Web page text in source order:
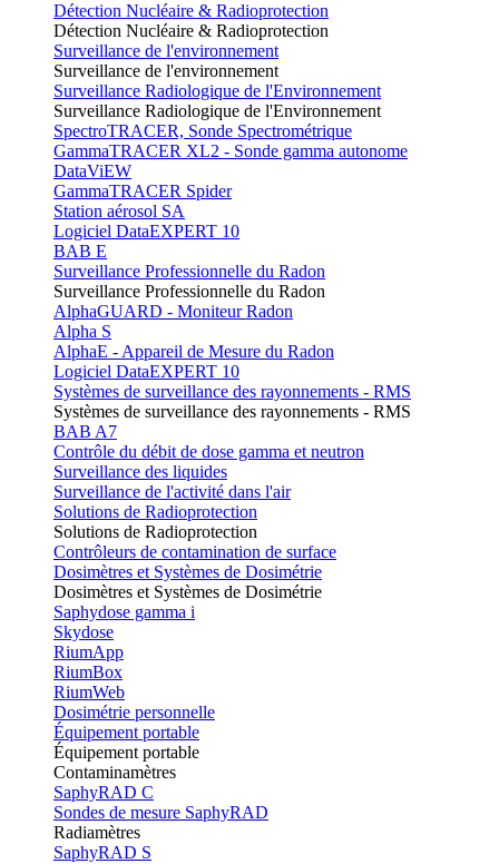
Détection Nucléaire & Radioprotection
Détection Nucléaire & Radioprotection
Surveillance de l'environnement
Surveillance de l'environnement
Surveillance Radiologique de l'Environnement
Surveillance Radiologique de l'Environnement
SpectroTRACER, Sonde Spectrométrique
GammaTRACER XL2 - Sonde gamma autonome
DataViEW
GammaTRACER Spider
Station aérosol SA
Logiciel DataEXPERT 10
BAB E
Surveillance Professionnelle du Radon
Surveillance Professionnelle du Radon
AlphaGUARD - Moniteur Radon
Alpha S
AlphaE - Appareil de Mesure du Radon
Logiciel DataEXPERT 10
Systèmes de surveillance des rayonnements - RMS
Systèmes de surveillance des rayonnements - RMS
BAB A7
Contrôle du débit de dose gamma et neutron
Surveillance des liquides
Surveillance de l'activité dans l'air
Solutions de Radioprotection
Solutions de Radioprotection
Contrôleurs de contamination de surface
Dosimètres et Systèmes de Dosimétrie
Dosimètres et Systèmes de Dosimétrie
Saphydose gamma i
Skydose
RiumApp
RiumBox
RiumWeb
Dosimétrie personnelle
Équipement portable
Équipement portable
Contaminamètres
SaphyRAD C
Sondes de mesure SaphyRAD
Radiamètres
SaphyRAD S